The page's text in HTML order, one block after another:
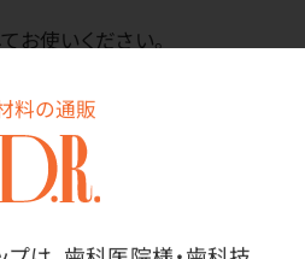
料の通販
お使いください。